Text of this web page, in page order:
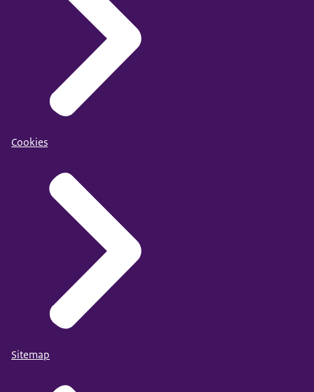
Cookies
Sitemap